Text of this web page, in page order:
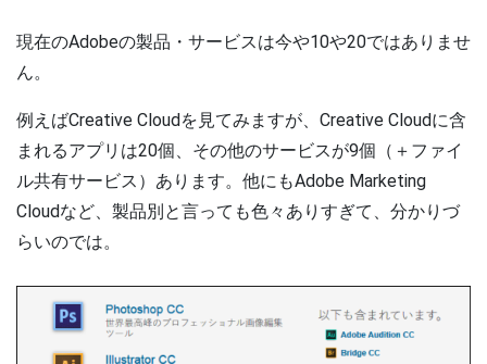
現在のAdobeの製品・サービスは今や10や20ではありませ
ん。
例えばCreative Cloudを見てみますが、Creative Cloudに含
まれるアプリは20個、その他のサービスが9個（＋ファイ
ル共有サービス）あります。他にもAdobe Marketing
Cloudなど、製品別と言っても色々ありすぎて、分かりづ
らいのでは。